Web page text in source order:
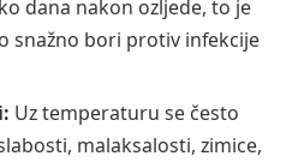
dana nakon ozljede, to je
snažno bori protiv infekcije
Uz temperaturu se često
malaksalosti, zimice,